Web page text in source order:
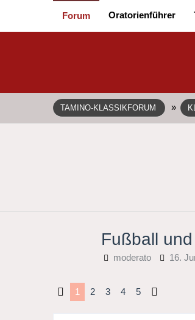
Forum Oratorienführer
TAMINO-KLASSIKFORUM »
Fußball
moderato 16.
1 2 3 4 5